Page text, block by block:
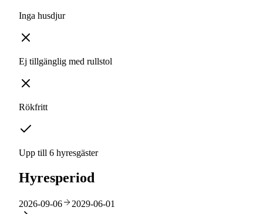
Inga husdjur
Ej tillgänglig med rullstol
Rökfritt
Upp till 6 hyresgäster
Hyresperiod
2026-09-06 2029-06-01